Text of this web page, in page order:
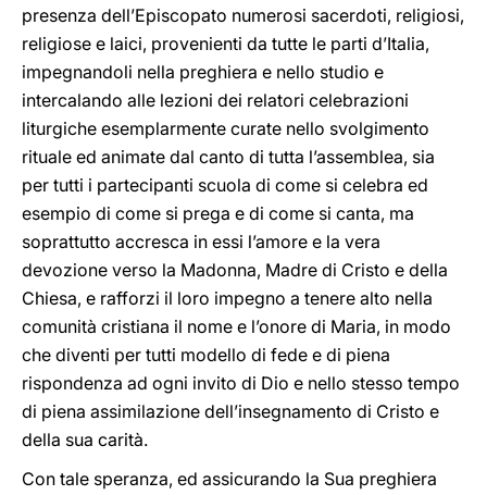
presenza dell’Episcopato numerosi sacerdoti, religiosi,
religiose e laici, provenienti da tutte le parti d’Italia,
impegnandoli nella preghiera e nello studio e
intercalando alle lezioni dei relatori celebrazioni
liturgiche esemplarmente curate nello svolgimento
rituale ed animate dal canto di tutta l’assemblea, sia
per tutti i partecipanti scuola di come si celebra ed
esempio di come si prega e di come si canta, ma
soprattutto accresca in essi l’amore e la vera
devozione verso la Madonna, Madre di Cristo e della
Chiesa, e rafforzi il loro impegno a tenere alto nella
comunità cristiana il nome e l’onore di Maria, in modo
che diventi per tutti modello di fede e di piena
rispondenza ad ogni invito di Dio e nello stesso tempo
di piena assimilazione dell’insegnamento di Cristo e
della sua carità.
Con tale speranza, ed assicurando la Sua preghiera